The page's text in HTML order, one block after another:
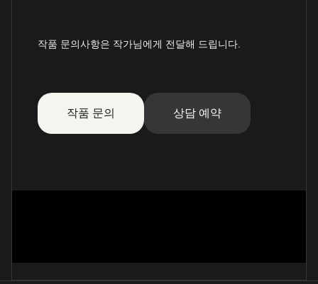
작품 문의사항은 작가님에게 전달해 드립니다.
작품 문의 상담 예약